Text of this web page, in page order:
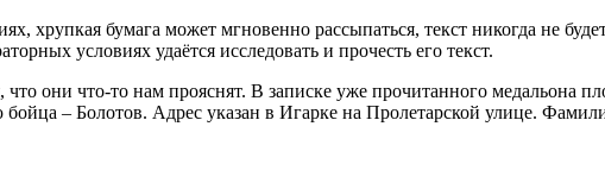
хрупкая бумага может мгновенно рассыпаться, текст никогда не
условиях удаётся исследовать и прочесть его текст.
что они что-то нам прояснят. В записке уже прочитанного медальона
– Болотов. Адрес указан в Игарке на Пролетарской улице.